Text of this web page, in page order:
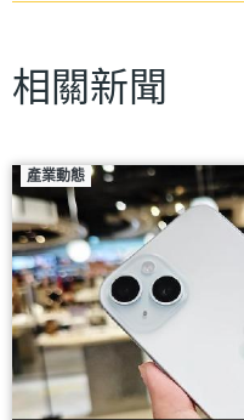
相關新聞
產業動態